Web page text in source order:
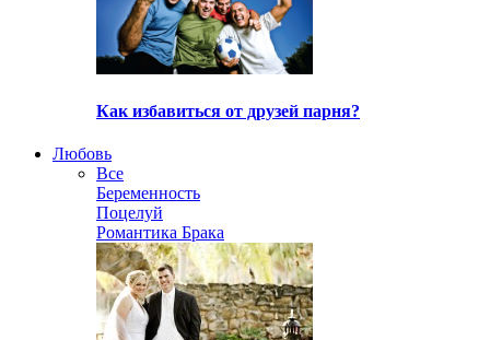
Как избавиться от друзей парня?
Любовь
Все
Беременность
Поцелуй
Романтика Брака